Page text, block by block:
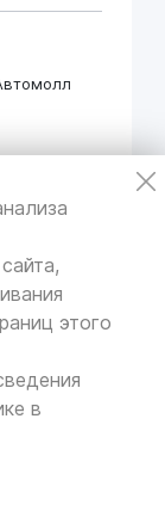
этого
в
31